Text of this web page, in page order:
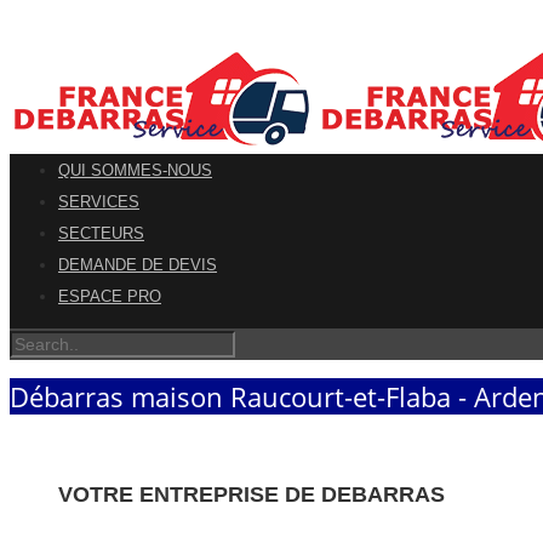
QUI SOMMES-NOUS
SERVICES
SECTEURS
DEMANDE DE DEVIS
ESPACE PRO
Débarras maison Raucourt-et-Flaba -
VOTRE ENTREPRISE DE DEBARRAS